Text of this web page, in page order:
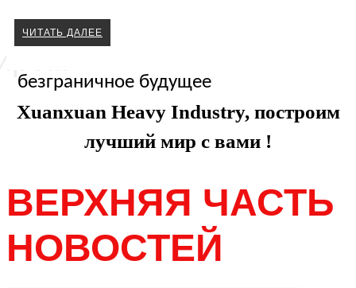
ЧИТАТЬ ДАЛЕЕ
Подземное пространство имеет
безграничное будущее
Xuanxuan Heavy Industry, построим
лучший мир с вами !
ВЕРХНЯЯ ЧАСТЬ
НОВОСТЕЙ